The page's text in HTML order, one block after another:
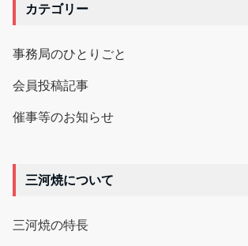
カテゴリー
事務局のひとりごと
会員投稿記事
催事等のお知らせ
三河焼について
三河焼の特長